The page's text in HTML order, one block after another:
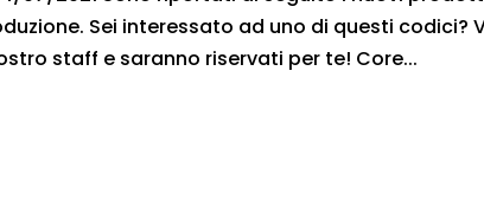
Sei interessato ad uno di questi codici?
staff e saranno riservati per te! Core...